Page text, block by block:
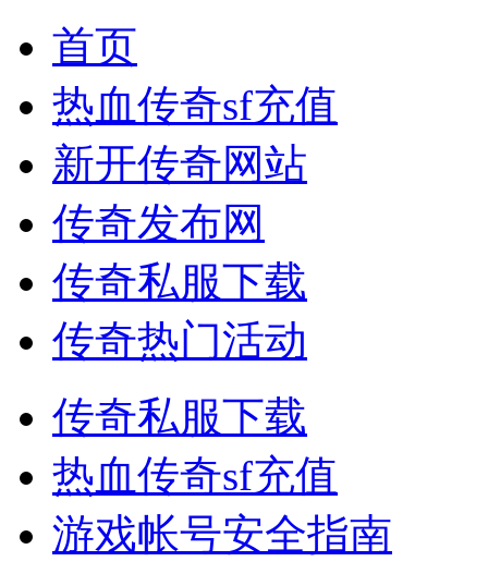
首页
热血传奇sf充值
新开传奇网站
传奇发布网
传奇私服下载
传奇热门活动
传奇私服下载
热血传奇sf充值
游戏帐号安全指南